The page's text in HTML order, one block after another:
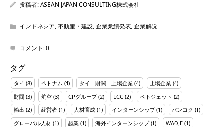
投稿者:ASEAN JAPAN CONSULTING株式会社
インドネシア,不動産・建設,企業業績発表,企業解説
コメント:0
タグ
タイ (8) ベトナム (4) タイ 財閥 上場企業 (4) 上場企業 (4)
財閥 (3) 航空 (3) CPグループ(2) LCC (2) ベトジェット (2)
輸出 (2) 経営者 (1) 人材育成 (1) インターンシップ(1) バンコク (1)
グローバル人材 (1) 起業 (1) 海外インターンシップ(1) WAOJE (1)